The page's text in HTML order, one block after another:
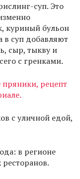
суп. Это
куриный бульон
в суп добавляют
сыр, тыкву и
с гренками.
пряники, рецепт
с уличной едой,
в регионе